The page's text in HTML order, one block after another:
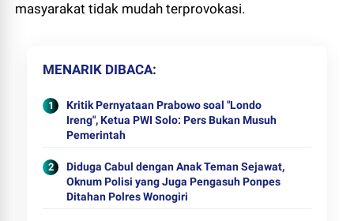
masyarakat tidak mudah terprovokasi.
MENARIK DIBACA
Kritik Pernyataan Prabowo soal "Londo
Ireng", Ketua PWI Solo: Pers Bukan Musuh
Pemerintah
Diduga Cabul dengan Anak Teman Sejawat,
Oknum Polisi yang Juga Pengasuh Ponpes
Ditahan Polres Wonogiri